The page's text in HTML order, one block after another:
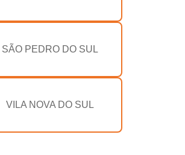
SÃO PEDRO DO SUL
VILA NOVA DO SUL